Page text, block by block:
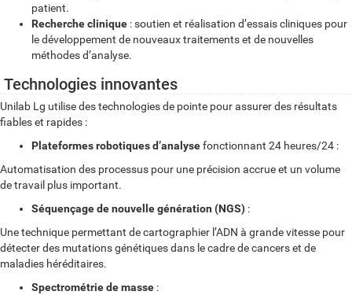
patient.
Recherche clinique : soutien et réalisation d’essais cliniques pour
le développement de nouveaux traitements et de nouvelles
méthodes d’analyse.
Technologies innovantes
Unilab Lg utilise des technologies de pointe pour assurer des résultats
fiables et rapides :
Plateformes robotiques d’analysefonctionnant 24 heures/24 :
Automatisation des processus pour une précision accrue et un volume
de travail plus important.
Séquençage de nouvelle génération (NGS) :
Une technique permettant de cartographier l’ADN à grande vitesse pour
détecter des mutations génétiques dans le cadre de cancers et de
maladies héréditaires.
Spectrométrie de masse :